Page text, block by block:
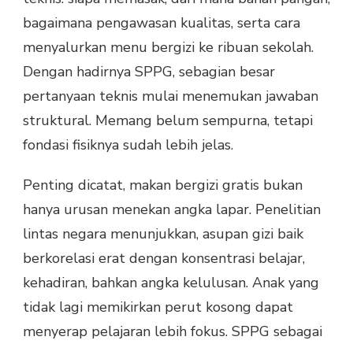
bagaimana pengawasan kualitas, serta cara
menyalurkan menu bergizi ke ribuan sekolah.
Dengan hadirnya SPPG, sebagian besar
pertanyaan teknis mulai menemukan jawaban
struktural. Memang belum sempurna, tetapi
fondasi fisiknya sudah lebih jelas.
Penting dicatat, makan bergizi gratis bukan
hanya urusan menekan angka lapar. Penelitian
lintas negara menunjukkan, asupan gizi baik
berkorelasi erat dengan konsentrasi belajar,
kehadiran, bahkan angka kelulusan. Anak yang
tidak lagi memikirkan perut kosong dapat
menyerap pelajaran lebih fokus. SPPG sebagai